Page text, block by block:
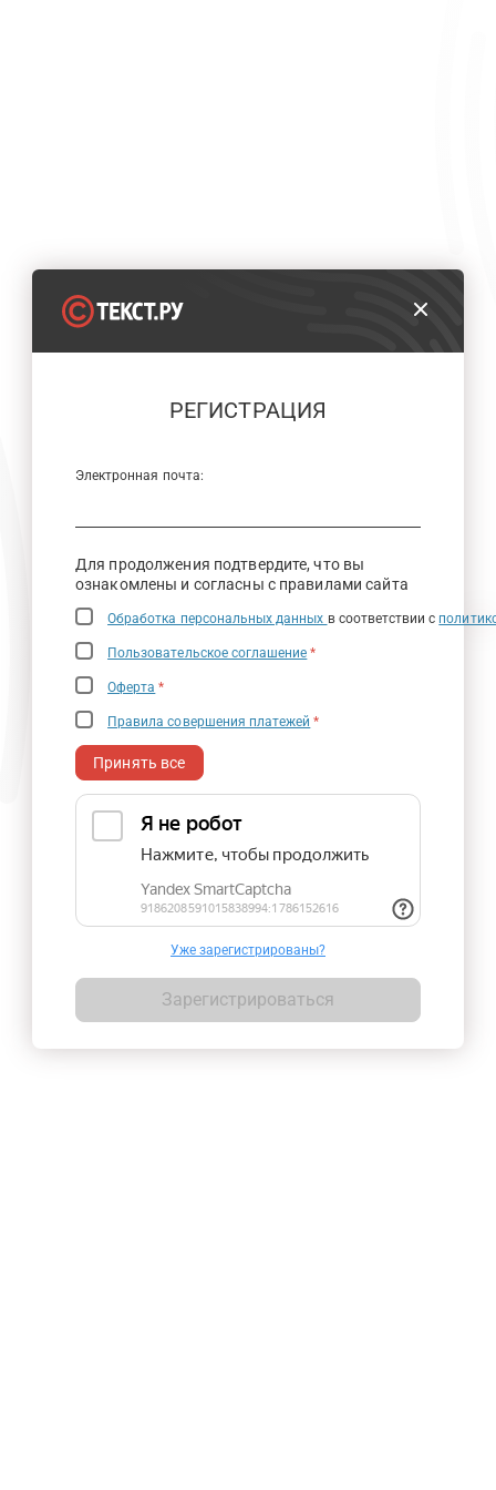
РЕГИСТРАЦИЯ
Электронная почта:
Для продолжения подтвердите, что вы
ознакомлены и согласны с правилами сайта
Обработка персональных данных в соответствии с
Пользовательское соглашение *
Оферта *
Правила совершения платежей *
Принять все
Уже зарегистрированы?
Зарегистрироваться